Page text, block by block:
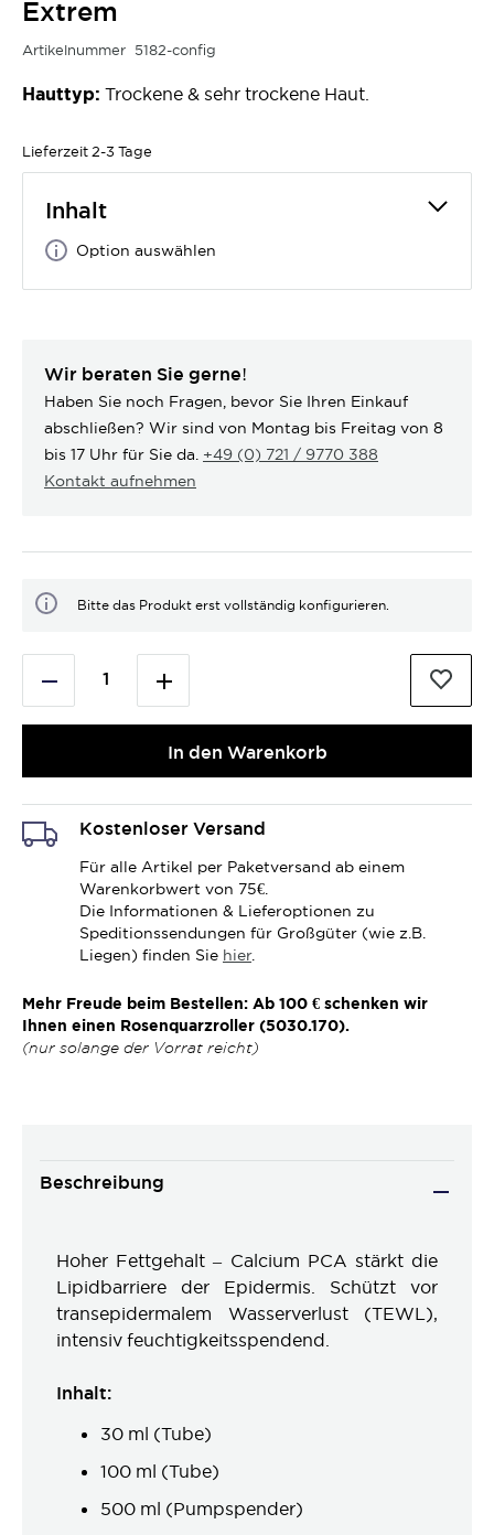
Extrem
Artikelnummer 5182-config
Hauttyp: Trockene & sehr trockene Haut.
Lieferzeit 2-3 Tage
Inhalt
Option auswählen
Wir beraten Sie gerne!
Haben Sie noch Fragen, bevor Sie Ihren Einkauf
abschließen? Wir sind von Montag bis Freitag von 8
bis 17 Uhr für Sie da. +49 (0) 721 / 9770 388
Kontakt aufnehmen
Bitte das Produkt erst vollständig konfigurieren.
In den Warenkorb
Kostenloser Versand
Für alle Artikel per Paketversand ab einem
Warenkorbwert von 75€.
Die Informationen & Lieferoptionen zu
Speditionssendungen für Großgüter (wie z.B.
Liegen) finden Sie hier.
Mehr Freude beim Bestellen: Ab 100 € schenken wir
Ihnen einen Rosenquarzroller (5030.170).
(nur solange der Vorrat reicht)
Beschreibung
Hoher Fettgehalt – Calcium PCA stärkt die
Lipidbarriere der Epidermis. Schützt vor
transepidermalem Wasserverlust (TEWL),
intensiv feuchtigkeitsspendend.
Inhalt:
30 ml (Tube)
100 ml (Tube)
500 ml (Pumpspender)